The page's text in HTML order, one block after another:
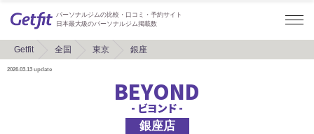
パーソナルジムの比較・口コミ・予約サイト
日本最大級のパーソナルジム掲載数
Getfit 全国 東京 銀座
2026.03.13 update
BEYOND
- ビヨンド -
銀座店